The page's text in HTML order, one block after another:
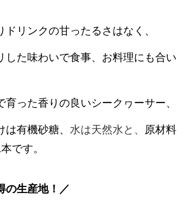
ドリンクの甘ったるさはなく、
した味わいで食事、お料理にも合い
育った香りの良いシークヮーサー、
有機砂糖、 水は天然水と、 原材料
です。
の生産地！／